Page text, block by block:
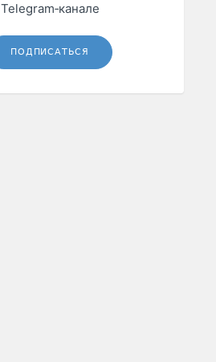
Telegram‑канале
ПОДПИСАТЬСЯ